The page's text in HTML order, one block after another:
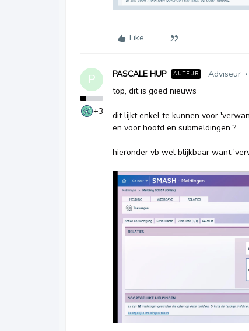
Like
P
+3
PASCALE HUP AUTEUR Adviseur
top, dit is goed nieuws
dit lijkt enkel te kunnen voor
en voor hoofd en submeldingen ?
hieronder vb wel blijkbaar want